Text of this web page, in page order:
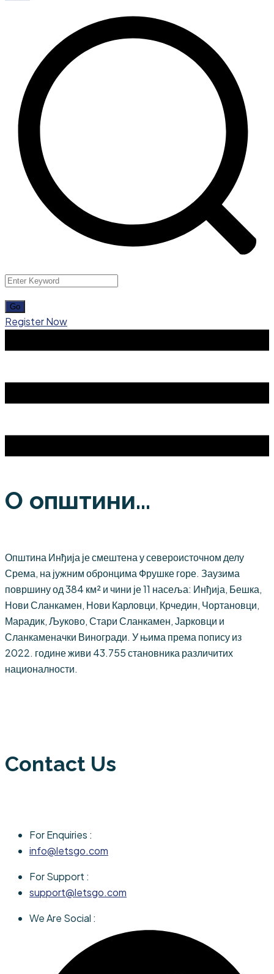
Register Now
О општини...
Општина Инђија је смештена у североисточном делу
Срема, на јужним обронцима Фрушке горе. Заузима
површину од 384 км² и чини је 11 насеља: Инђија, Бешка,
Нови Сланкамен, Нови Карловци, Крчедин, Чортановци,
Марадик, Љуково, Стари Сланкамен, Јарковци и
Сланкаменачки Виногради. У њима према попису из
2022. године живи 43.755 становника различитих
националности.
Contact Us
For Enquiries :
info@letsgo.com
For Support :
support@letsgo.com
We Are Social :